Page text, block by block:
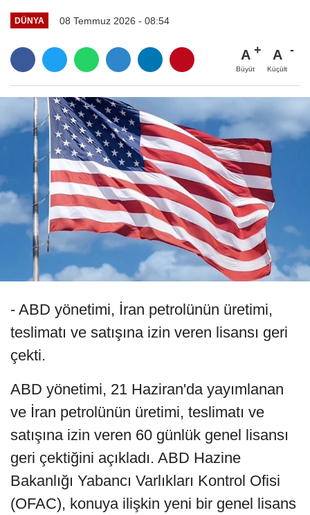
DÜNYA 08 Temmuz 2026 - 08:54
A
Büyüt
A
Küçült
- ABD yönetimi, İran petrolünün üretimi,
teslimatı ve satışına izin veren lisansı geri
çekti.
ABD yönetimi, 21 Haziran'da yayımlanan
ve İran petrolünün üretimi, teslimatı ve
satışına izin veren 60 günlük genel lisansı
geri çektiğini açıkladı. ABD Hazine
Bakanlığı Yabancı Varlıkları Kontrol Ofisi
(OFAC), konuya ilişkin yeni bir genel lisans